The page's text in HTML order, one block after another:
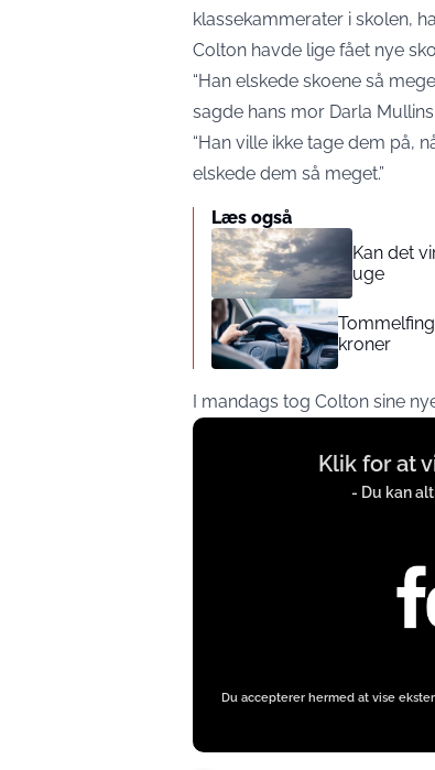
klassekammerater i skolen,
Colton havde lige fået nye
“Han elskede skoene så
sagde hans mor Darla
“Han ville ikke tage dem på,
elskede dem så meget.”
Læs også
Kan det
uge
kroner
I mandags tog Colton sine
Display
Klik for at
- Du kan
Du accepterer hermed at vise